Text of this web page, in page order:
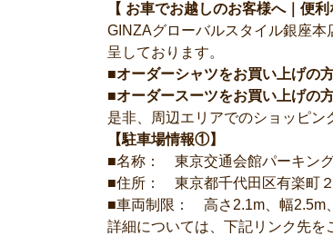
【 お車でお越しのお客様へ｜便
GINZAグローバルスタイル銀座
呈しております。
■オーダーシャツをお買い上げの
■オーダースーツをお買い上げの
是非、周辺エリアでのショッピン
【駐車場情報①】
■名称： 東京交通会館パーキング
■住所： 東京都千代田区有楽町
■車両制限： 高さ2.1m、幅2.5m
詳細については、下記リンク先を